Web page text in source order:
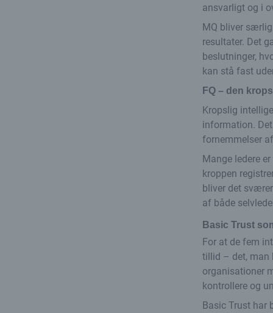
ansvarligt og i
MQ bliver
resultater. Det
beslutninger,
kan stå fast
FQ – den
Kropslig
information.
fornemmelser
Mange ledere
kroppen
bliver det
af både
Basic Trust
For at de fem
tillid – det, man
organisationer
kontrollere og
Basic Trust har